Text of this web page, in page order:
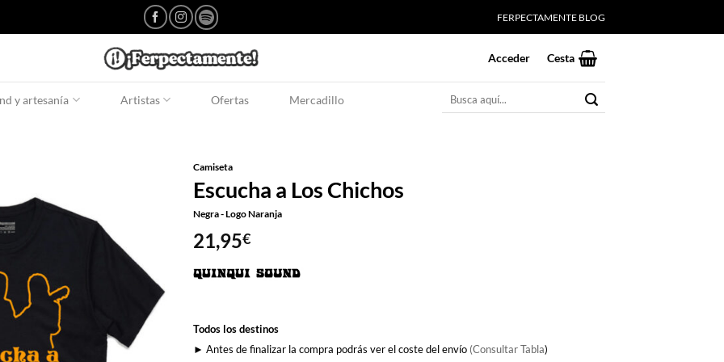
FERPECTAMENTE BLOG
Acceder Cesta
y artesanía Artistas Ofertas Mercadillo
Buscar
Camiseta
Escucha a Los Chichos
Negra - Logo Naranja
21,95€
Todos los destinos
► Antes de finalizar la compra podrás ver el coste del envío (Consultar Tabla)